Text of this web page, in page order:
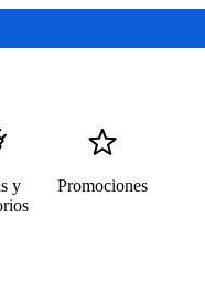
y
Promociones